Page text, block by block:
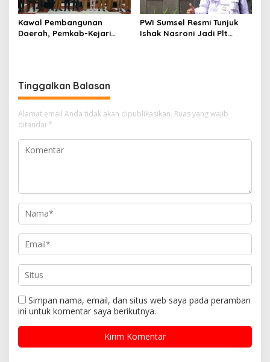
Kawal Pembangunan
Daerah, Pemkab-Kejari
PWI Sumsel Resmi Tunjuk
Ishak Nasroni Jadi Plt
Tinggalkan Balasan
Alamat email Anda tidak akan dipublikasikan. Ruas yang wajib
ditandai *
Simpan nama, email, dan situs web saya pada peramban
ini untuk komentar saya berikutnya.